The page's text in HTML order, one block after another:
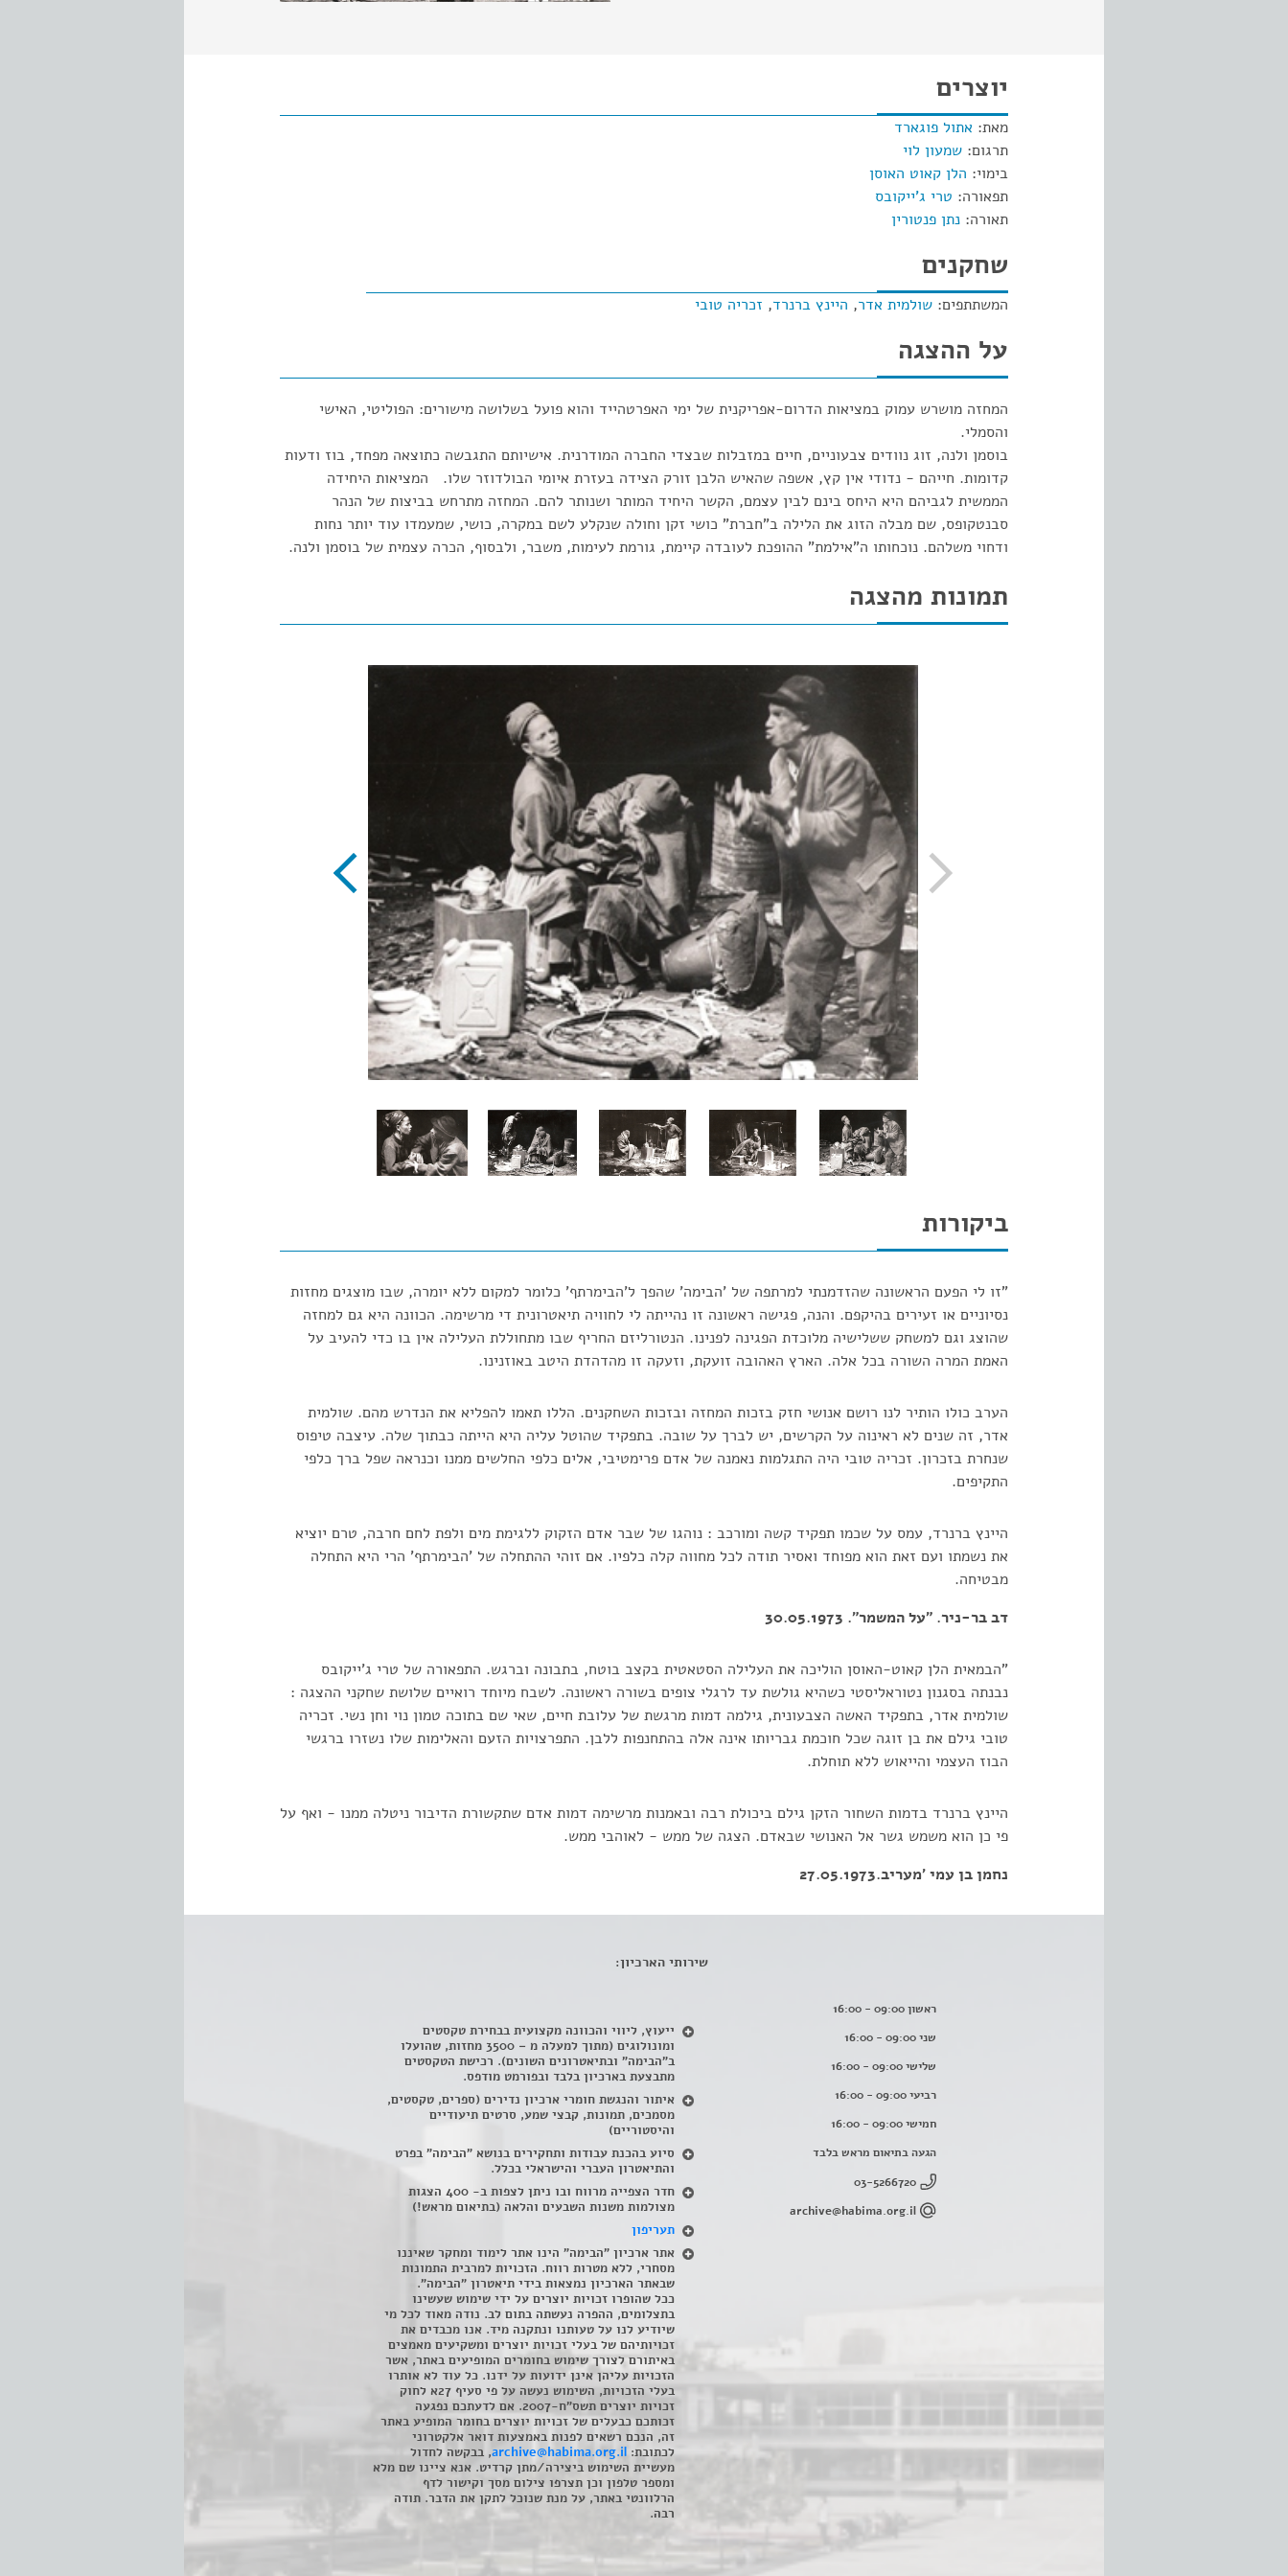
יוצרים
מאת: אתול פוגארד
תרגום: שמעון לוי
בימוי: הלן קאוט האוסן
תפאורה: טרי ג'ייקובס
תאורה: נתן פנטורין
שחקנים
המשתתפים: שולמית אדר, היינץ ברנרד, זכריה טובי
על ההצגה
המחזה מושרש עמוק במציאות הדרום-אפריקנית של ימי האפרטהייד והוא פועל בשלושה מישורים: הפוליטי, האישי
והסמלי.
בוסמן ולנה, זוג נוודים צבעוניים, חיים במזבלות שבצדי החברה המודרנית. אישיותם התגבשה כתוצאה מפחד, בוז ודעות
קדומות. חייהם - נדודי אין קץ, אשפה שהאיש הלבן זורק הצידה בעזרת איומי הבולדוזר שלו. המציאות היחידה
הממשית לגביהם היא היחס בינם לבין עצמם, הקשר היחיד המותר ושנותר להם. המחזה מתרחש בביצות של הנהר
סבנטקופס, שם מבלה הזוג את הלילה ב"חברת" כושי זקן וחולה שנקלע לשם במקרה, כושי, שמעמדו עוד יותר נחות
ודחוי משלהם. נוכחותו ה"אילמת" ההופכת לעובדה קיימת, גורמת לעימות, משבר, ולבסוף, הכרה עצמית של בוסמן ולנה.
תמונות מהצגה
ביקורות
"זו לי הפעם הראשונה שהזדמנתי למרתפה של 'הבימה' שהפך ל'הבימרתף' כלומר למקום ללא יומרה, שבו מוצגים מחזות
נסיוניים או זעירים בהיקפם. והנה, פגישה ראשונה זו נהייתה לי לחוויה תיאטרונית די מרשימה. הכוונה היא גם למחזה
שהוצג וגם למשחק ששלישיה מלוכדת הפגינה לפנינו. הנטורליזם החריף שבו מתחוללת העלילה אין בו כדי להעיב על
האמת המרה השורה בכל אלה. הארץ האהובה זועקת, וזעקה זו מהדהדת היטב באוזנינו.
הערב כולו הותיר לנו רושם אנושי חזק בזכות המחזה ובזכות השחקנים. הללו תאמו להפליא את הנדרש מהם. שולמית
אדר, זה שנים לא ראינוה על הקרשים, יש לברך על שובה. בתפקיד שהוטל עליה היא הייתה כבתוך שלה. עיצבה טיפוס
שנחרת בזכרון. זכריה טובי היה התגלמות נאמנה של אדם פרימטיבי, אלים כלפי החלשים ממנו וכנראה שפל ברך כלפי
התקיפים.
היינץ ברנרד, עמס על שכמו תפקיד קשה ומורכב : נוהגו של שבר אדם הזקוק ללגימת מים ולפת לחם חרבה, טרם יוציא
את נשמתו ועם זאת הוא מפוחד ואסיר תודה לכל מחווה קלה כלפיו. אם זוהי ההתחלה של 'הבימרתף' הרי היא התחלה
מבטיחה.
דב בר-ניר. "על המשמר". 30.05.1973
"הבמאית הלן קאוט-האוסן הוליכה את העלילה הסטאטית בקצב בוטח, בתבונה וברגש. התפאורה של טרי ג'ייקובס
נבנתה בסגנון נטוראליסטי כשהיא גולשת עד לרגלי צופים בשורה ראשונה. לשבח מיוחד רואיים שלושת שחקני ההצגה :
שולמית אדר, בתפקיד האשה הצבעונית, גילמה דמות מרגשת של עלובת חיים, שאי שם בתוכה טמון נוי וחן נשי. זכריה
טובי גילם את בן זוגה שכל חוכמת גבריותו אינה אלה בהתחנפות ללבן. התפרצויות הזעם והאלימות שלו נשזרו ברגשי
הבוז העצמי והייאוש ללא תוחלת.
היינץ ברנרד בדמות השחור הזקן גילם ביכולת רבה ובאמנות מרשימה דמות אדם שתקשורת הדיבור ניטלה ממנו - ואף על
פי כן הוא משמש גשר אל האנושי שבאדם. הצגה של ממש - לאוהבי ממש.
נחמן בן עמי 'מעריב.27.05.1973
ראשון 09:00 - 16:00
שני 09:00 - 16:00
שלישי 09:00 - 16:00
רביעי 09:00 - 16:00
חמישי 09:00 - 16:00
הגעה בתיאום מראש בלבד
03-5266720
archive@habima.org.il
שירותי הארכיון:
ייעוץ, ליווי והכוונה מקצועית בבחירת טקסטים
ומונולוגים (מתוך למעלה מ – 3500 מחזות, שהועלו
ב"הבימה" ובתיאטרונים השונים). רכישת הטקסטים
מתבצעת בארכיון בלבד ובפורמט מודפס.
איתור והנגשת חומרי ארכיון נדירים (ספרים, טקסטים,
מסמכים, תמונות, קבצי שמע, סרטים תיעודיים
והיסטוריים)
סיוע בהכנת עבודות ותחקירים בנושא "הבימה" בפרט
והתיאטרון העברי והישראלי בכלל.
חדר הצפייה מרווח ובו ניתן לצפות ב- 400 הצגות
מצולמות משנות השבעים והלאה (בתיאום מראש!)
תעריפון
אתר ארכיון "הבימה" הינו אתר לימוד ומחקר שאיננו
מסחרי, ללא מטרות רווח. הזכויות למרבית התמונות
שבאתר הארכיון נמצאות בידי תיאטרון "הבימה".
ככל שהופרו זכויות יוצרים על ידי שימוש שעשינו
בתצלומים, ההפרה נעשתה בתום לב. נודה מאוד לכל מי
שיודיע לנו על טעותנו ונתקנה מיד. אנו מכבדים את
זכויותיהם של בעלי זכויות יוצרים ומשקיעים מאמצים
באיתורם לצורך שימוש בחומרים המופיעים באתר, אשר
הזכויות עליהן אינן ידועות על ידנו. כל עוד לא אותרו
בעלי הזכויות, השימוש נעשה על פי סעיף 27א לחוק
זכויות יוצרים תשס"ח-2007. אם לדעתכם נפגעה
זכותכם כבעלים של זכויות יוצרים בחומר המופיע באתר
זה, הנכם רשאים לפנות באמצעות דואר אלקטרוני
לכתובת: archive@habima.org.il, בבקשה לחדול
מעשיית השימוש ביצירה/מתן קרדיט. אנא ציינו שם מלא
ומספר טלפון וכן תצרפו צילום מסך וקישור לדף
הרלוונטי באתר, על מנת שנוכל לתקן את הדבר. תודה
רבה.